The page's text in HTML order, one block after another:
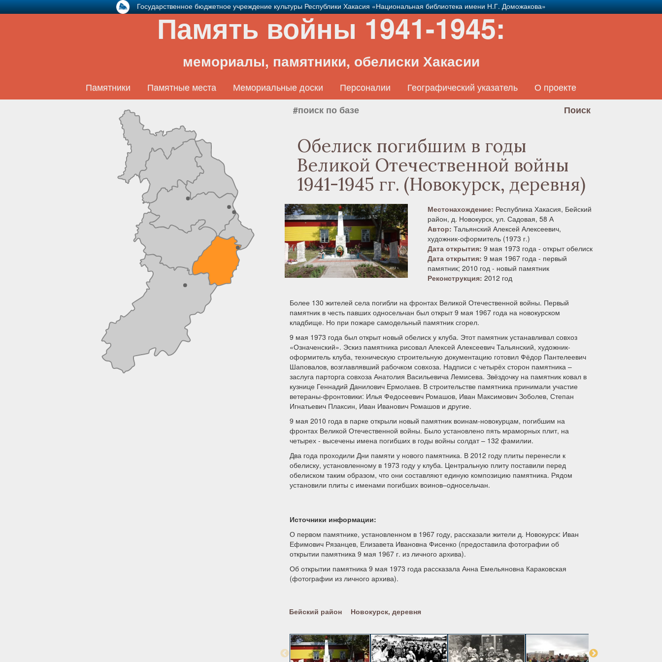
Государственное бюджетное учреждение культуры Республики Хакасия «Национальная библиотека имени Н.Г. Доможакова»
Память войны 1941-1945:
мемориалы, памятники, обелиски Хакасии
Памятники Памятные места Мемориальные доски Персоналии Географический указатель О проекте
Обелиск погибшим в годы
Великой Отечественной войны
1941-1945 гг. (Новокурск, деревня)
Местонахождение: Республика Хакасия, Бейский
район, д. Новокурск, ул. Садовая, 58 А
Автор: Тальянский Алексей Алексеевич,
художник-оформитель (1973 г.)
Дата открытия: 9 мая 1973 года - открыт обелиск
Дата открытия: 9 мая 1967 года - первый
памятник; 2010 год - новый памятник
Реконструкция: 2012 год
Более 130 жителей села погибли на фронтах Великой Отечественной войны. Первый
памятник в честь павших односельчан был открыт 9 мая 1967 года на новокурском
кладбище. Но при пожаре самодельный памятник сгорел.
9 мая 1973 года был открыт новый обелиск у клуба. Этот памятник устанавливал совхоз
«Означенский». Эскиз памятника рисовал Алексей Алексеевич Тальянский, художник-
оформитель клуба, техническую строительную документацию готовил Фёдор Пантелеевич
Шаповалов, возглавлявший рабочком совхоза. Надписи с четырёх сторон памятника –
заслуга парторга совхоза Анатолия Васильевича Лемисева. Звёздочку на памятник ковал в
кузнице Геннадий Данилович Ермолаев. В строительстве памятника принимали участие
ветераны-фронтовики: Илья Федосеевич Ромашов, Иван Максимович Зоболев, Степан
Игнатьевич Плаксин, Иван Иванович Ромашов и другие.
9 мая 2010 года в парке открыли новый памятник воинам-новокурцам, погибшим на
фронтах Великой Отечественной войны. Было установлено пять мраморных плит, на
четырех - высечены имена погибших в годы войны солдат – 132 фамилии.
Два года проходили Дни памяти у нового памятника. В 2012 году плиты перенесли к
обелиску, установленному в 1973 году у клуба. Центральную плиту поставили перед
обелиском таким образом, что они составляют единую композицию памятника. Рядом
установили плиты с именами погибших воинов–односельчан.
Источники информации:
О первом памятнике, установленном в 1967 году, рассказали жители д. Новокурск: Иван
Ефимович Рязанцев, Елизавета Ивановна Фисенко (предоставила фотографии об
открытии памятника 9 мая 1967 г. из личного архива).
Об открытии памятника 9 мая 1973 года рассказала Анна Емельяновна Караковская
(фотографии из личного архива).
Бейский район Новокурск, деревня